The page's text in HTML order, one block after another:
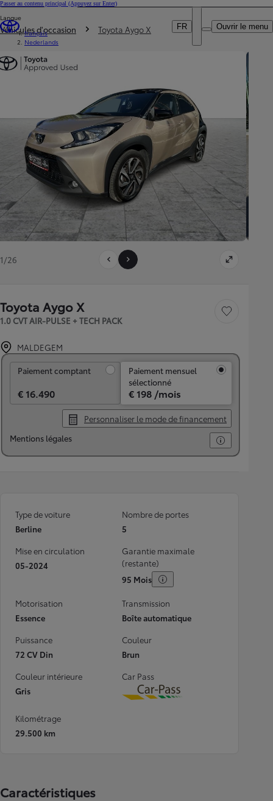
Passer au contenu principal (Appuyez sur Enter)
Professionnel
DEALER NAME
FR
Langue
français
Nederlands
Ouvrir le menu
Vous êtes ici
Véhicules d'occasion Toyota Aygo X
1/26
Toyota Aygo X
1.0 CVT AIR-PULSE + TECH PACK
Sauvegarder le
MALDEGEM
Paiement comptant
€ 16.490
Paiement mensuel
sélectionné
€ 198 /mois
Personnaliser le mode de financement
Mentions légales
Type de voiture
Berline
Nombre de portes
5
Mise en circulation
05-2024
Garantie maximale
(restante)
95 Mois
Motorisation
Essence
Transmission
Boîte automatique
Puissance
72 CV Din
Couleur
Brun
Couleur intérieure
Gris
Car Pass
Download
Kilométrage
29.500 km
Caractéristiques